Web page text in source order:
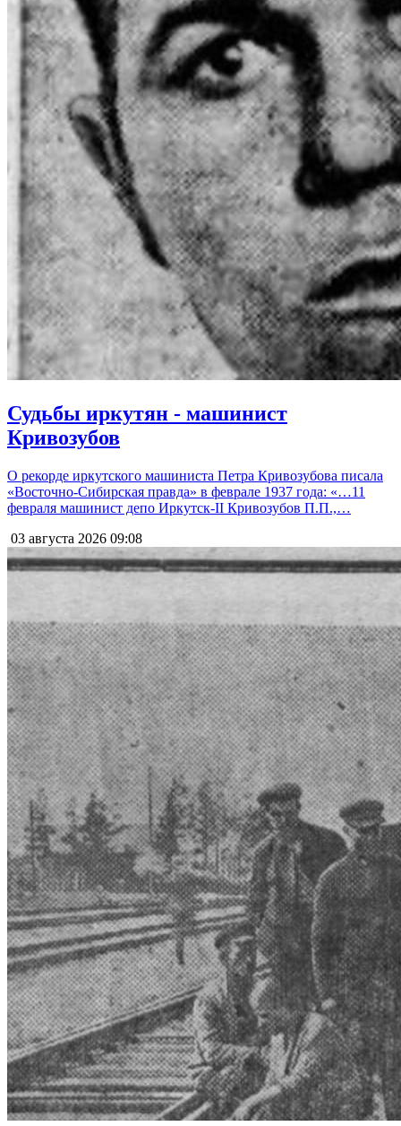
Судьбы иркутян - машинист
Кривозубов
О рекорде иркутского машиниста Петра Кривозубова писала
«Восточно-Сибирская правда» в феврале 1937 года: «…11
февраля машинист депо Иркутск-II Кривозубов П.П.,…
03 августа 2026 09:08